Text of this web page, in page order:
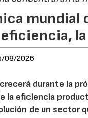
mundial
08/2026
durante la
la eficiencia
de un sector